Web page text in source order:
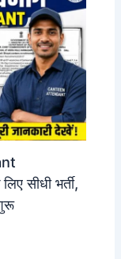
सीधी भर्ती,